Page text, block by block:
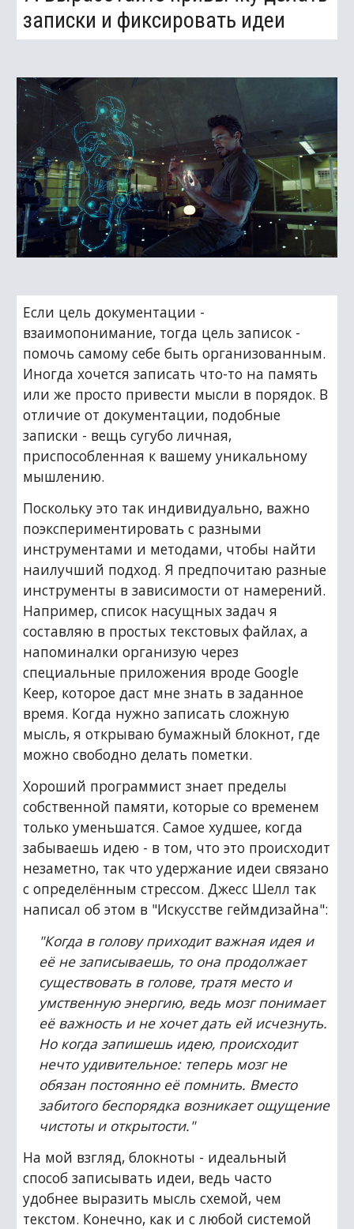
записки и фиксировать идеи
Если цель документации -
взаимопонимание, тогда цель записок -
помочь самому себе быть организованным.
Иногда хочется записать что-то на память
или же просто привести мысли в порядок. В
отличие от документации, подобные
записки - вещь сугубо личная,
приспособленная к вашему уникальному
мышлению.
Поскольку это так индивидуально, важно
поэкспериментировать с разными
инструментами и методами, чтобы найти
наилучший подход. Я предпочитаю разные
инструменты в зависимости от намерений.
Например, список насущных задач я
составляю в простых текстовых файлах, а
напоминалки организую через
специальные приложения вроде Google
Keep, которое даст мне знать в заданное
время. Когда нужно записать сложную
мысль, я открываю бумажный блокнот, где
можно свободно делать пометки.
Хороший программист знает пределы
собственной памяти, которые со временем
только уменьшатся. Самое худшее, когда
забываешь идею - в том, что это происходит
незаметно, так что удержание идеи связано
с определённым стрессом. Джесс Шелл так
написал об этом в "Искусстве геймдизайна":
"Когда в голову приходит важная идея и
её не записываешь, то она продолжает
существовать в голове, тратя место и
умственную энергию, ведь мозг понимает
её важность и не хочет дать ей исчезнуть.
Но когда запишешь идею, происходит
нечто удивительное: теперь мозг не
обязан постоянно её помнить. Вместо
забитого беспорядка возникает ощущение
чистоты и открытости."
На мой взгляд, блокноты - идеальный
способ записывать идеи, ведь часто
удобнее выразить мысль схемой, чем
текстом. Конечно, как и с любой системой